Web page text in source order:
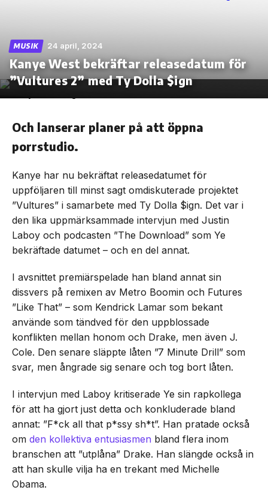
Skip
the
MUSIK 24 april, 2024
Kanye West bekräftar releasedatum för
”Vultures 2” med Ty Dolla $ign
Och lanserar planer på att öppna
porrstudio.
Kanye har nu bekräftat releasedatumet för
uppföljaren till minst sagt omdiskuterade projektet
”Vultures” i samarbete med Ty Dolla $ign. Det var i
den lika uppmärksammade intervjun med Justin
Laboy och podcasten ”The Download” som Ye
bekräftade datumet – och en del annat.
I avsnittet premiärspelade han bland annat sin
dissvers på remixen av Metro Boomin och Futures
”Like That” – som Kendrick Lamar som bekant
använde som tändved för den uppblossade
konflikten mellan honom och Drake, men även J.
Cole. Den senare släppte låten ”7 Minute Drill” som
svar, men ångrade sig senare och tog bort låten.
I intervjun med Laboy kritiserade Ye sin rapkollega
för att ha gjort just detta och konkluderade bland
annat: ”F*ck all that p*ssy sh*t”. Han pratade också
om den kollektiva entusiasmen bland flera inom
branschen att ”utplåna” Drake. Han slängde också in
att han skulle vilja ha en trekant med Michelle
Obama.